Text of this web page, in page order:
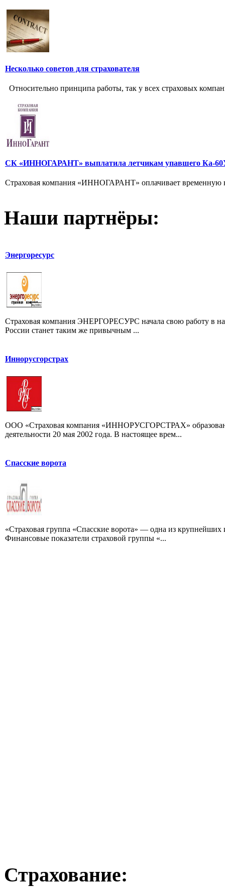
Несколько советов для страхователя
Относительно принципа работы, так у всех страховых
СК «ИННОГАРАНТ» выплатила летчикам упавшего Ка-
Страховая компания «ИННОГАРАНТ» оплачивает временную
Наши партнёры:
Энергоресурс
Страховая компания ЭНЕРГОРЕСУРС начала свою работу в
России станет таким же привычным ...
Иннорусгорстрах
ООО «Страховая компания «ИННОРУСГОРСТРАХ» образована
деятельности 20 мая 2002 года. В настоящее врем...
Спасские ворота
«Страховая группа «Спасские ворота» — одна из
Финансовые показатели страховой группы «...
Страхование: